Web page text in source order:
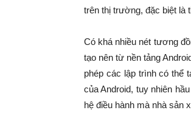
trên thị trường, đặc biệt là
Có khá nhiều nét tương
tạo nên từ nền tảng
phép các lập trình có thể
của Android, tuy nhiên
hệ điều hành mà nhà sản